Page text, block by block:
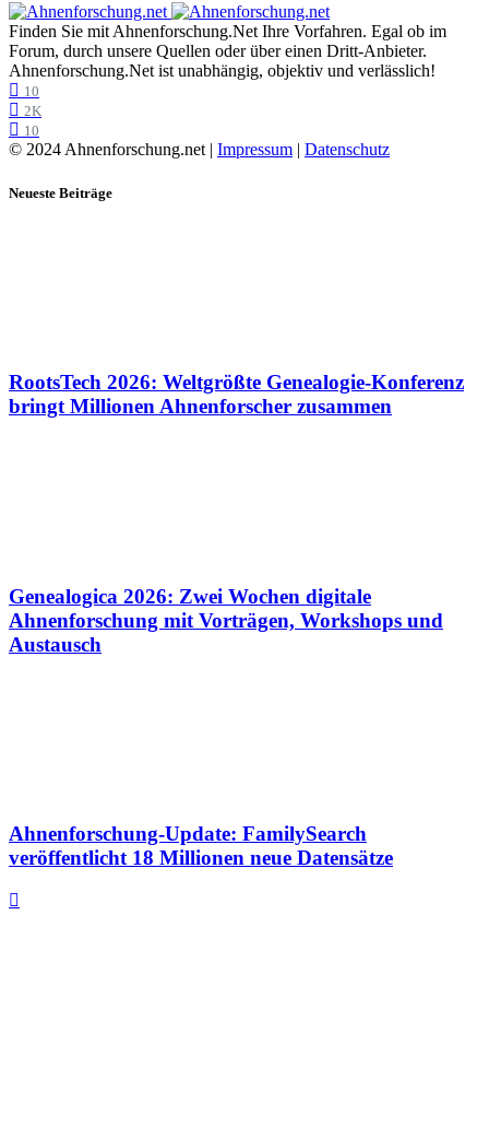
Finden Sie mit Ahnenforschung.Net Ihre Vorfahren. Egal ob im
Forum, durch unsere Quellen oder über einen Dritt-Anbieter.
Ahnenforschung.Net ist unabhängig, objektiv und verlässlich!
10
2K
10
© 2024 Ahnenforschung.net | Impressum | Datenschutz
Neueste Beiträge
RootsTech 2026: Weltgrößte Genealogie-Konferenz
bringt Millionen Ahnenforscher zusammen
Genealogica 2026: Zwei Wochen digitale
Ahnenforschung mit Vorträgen, Workshops und
Austausch
Ahnenforschung-Update: FamilySearch
veröffentlicht 18 Millionen neue Datensätze